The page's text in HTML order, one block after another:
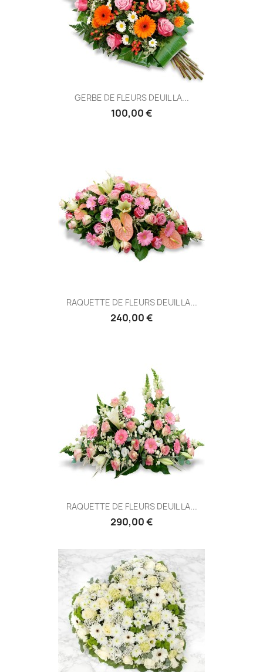
GERBE DE FLEURS DEUIL LA...
100,00 €
RAQUETTE DE FLEURS DEUIL LA...
240,00 €
RAQUETTE DE FLEURS DEUIL LA...
290,00 €